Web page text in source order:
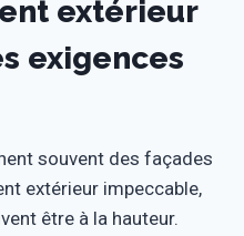
extérieur
exigences
souvent des façades
extérieur impeccable,
être à la hauteur.